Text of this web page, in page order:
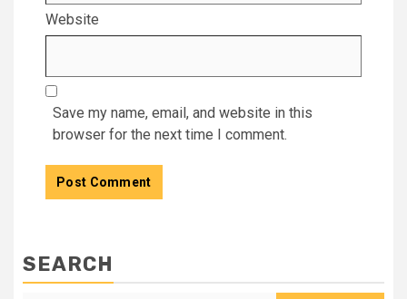
Website
Save my name, email, and website in this
browser for the next time I comment.
SEARCH